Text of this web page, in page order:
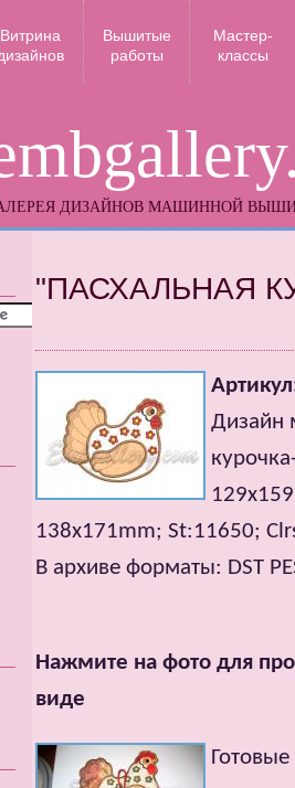
ДИЗАЙНОВ МАШИННОЙ
Витрина
Вышитые
работы
Мастер-
классы
"ПАСХАЛЬНАЯ
Дизайн
138х171mm; St:11650;
В архиве форматы: DST
Нажмите на фото для
виде